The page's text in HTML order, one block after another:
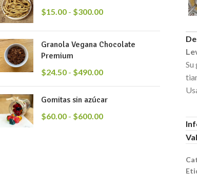
$15.00 - $300.00
Granola Vegana Chocolate
Premium
$24.50 - $490.00
Gomitas sin azúcar
$60.00 - $600.00
Su